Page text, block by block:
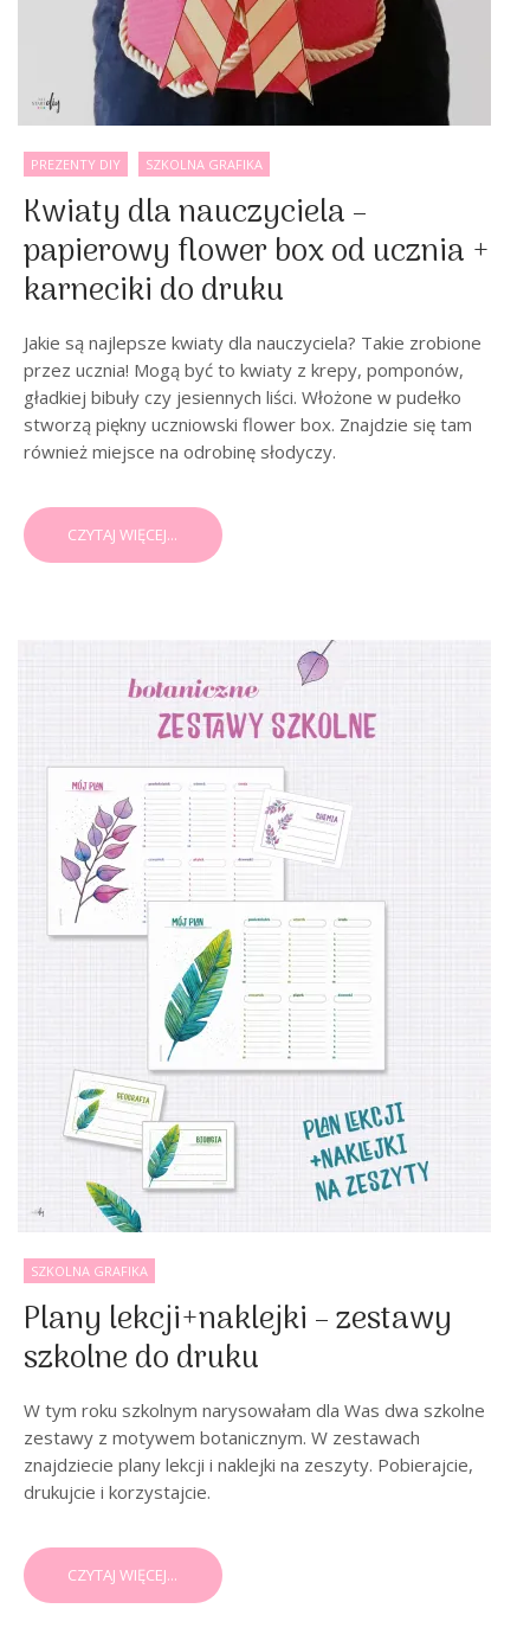
PREZENTY DIY SZKOLNA GRAFIKA
Kwiaty dla nauczyciela –
papierowy flower box od ucznia +
karneciki do druku
Jakie są najlepsze kwiaty dla nauczyciela? Takie zrobione
przez ucznia! Mogą być to kwiaty z krepy, pomponów,
gładkiej bibuły czy jesiennych liści. Włożone w pudełko
stworzą piękny uczniowski flower box. Znajdzie się tam
również miejsce na odrobinę słodyczy.
CZYTAJ WIĘCEJ...
SZKOLNA GRAFIKA
Plany lekcji+naklejki – zestawy
szkolne do druku
W tym roku szkolnym narysowałam dla Was dwa szkolne
zestawy z motywem botanicznym. W zestawach
znajdziecie plany lekcji i naklejki na zeszyty. Pobierajcie,
drukujcie i korzystajcie.
CZYTAJ WIĘCEJ...